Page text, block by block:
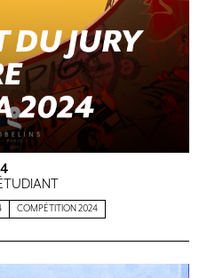
COMPÉTITION 2024